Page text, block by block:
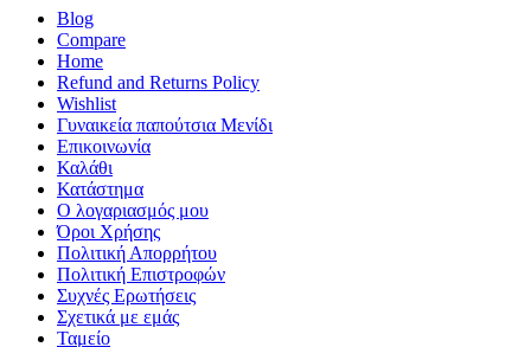
Blog
Compare
Home
Refund and Returns Policy
Wishlist
Γυναικεία παπούτσια Μενίδι
Επικοινωνία
Καλάθι
Κατάστημα
Ο λογαριασμός μου
Όροι Χρήσης
Πολιτική Απορρήτου
Πολιτική Επιστροφών
Συχνές Ερωτήσεις
Σχετικά με εμάς
Ταμείο